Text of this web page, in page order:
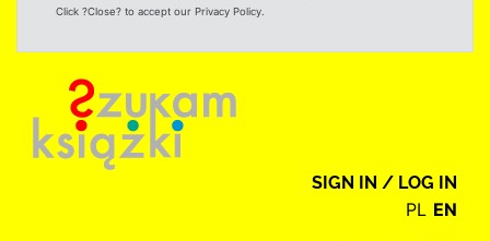
Click ?Close? to accept our Privacy Policy.
SIGN IN / LOG IN
PL EN